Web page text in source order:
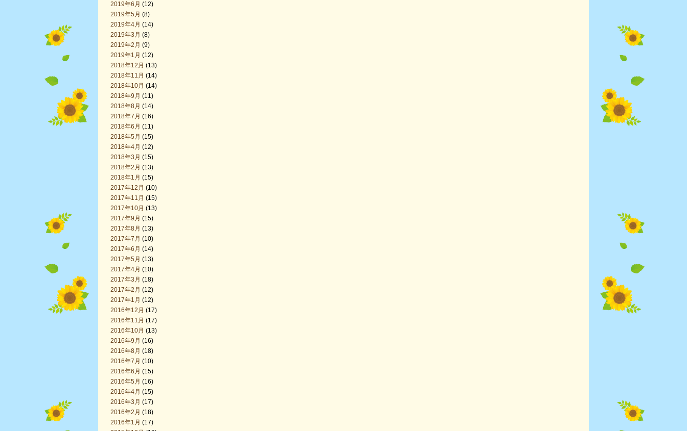
2019年6月 (12)
2019年5月 (8)
2019年4月 (14)
2019年3月 (8)
2019年2月 (9)
2019年1月 (12)
2018年12月 (13)
2018年11月 (14)
2018年10月 (14)
2018年9月 (11)
2018年8月 (14)
2018年7月 (16)
2018年6月 (11)
2018年5月 (15)
2018年4月 (12)
2018年3月 (15)
2018年2月 (13)
2018年1月 (15)
2017年12月 (10)
2017年11月 (15)
2017年10月 (13)
2017年9月 (15)
2017年8月 (13)
2017年7月 (10)
2017年6月 (14)
2017年5月 (13)
2017年4月 (10)
2017年3月 (18)
2017年2月 (12)
2017年1月 (12)
2016年12月 (17)
2016年11月 (17)
2016年10月 (13)
2016年9月 (16)
2016年8月 (18)
2016年7月 (10)
2016年6月 (15)
2016年5月 (16)
2016年4月 (15)
2016年3月 (17)
2016年2月 (18)
2016年1月 (17)